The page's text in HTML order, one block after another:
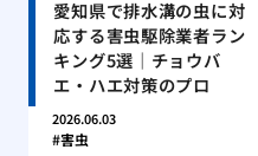
愛知県で排水溝の虫に対
応する害虫駆除業者ラン
キング5選｜チョウバ
エ・ハエ対策のプロ
2026.06.03
害虫